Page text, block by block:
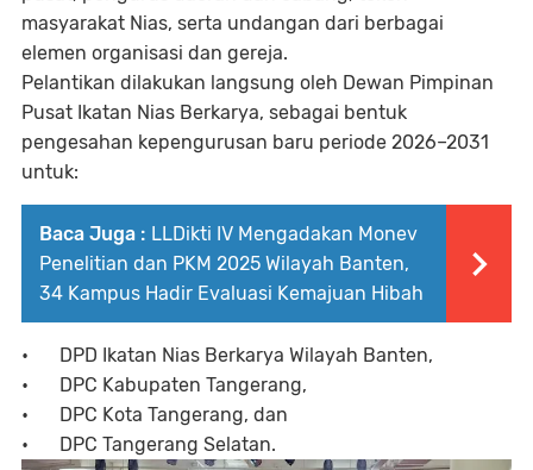
masyarakat Nias, serta undangan dari berbagai
elemen organisasi dan gereja.
Pelantikan dilakukan langsung oleh Dewan Pimpinan
Pusat Ikatan Nias Berkarya, sebagai bentuk
pengesahan kepengurusan baru periode 2026–2031
untuk:
Baca Juga : LLDikti IV Mengadakan Monev
Penelitian dan PKM 2025 Wilayah Banten,
34 Kampus Hadir Evaluasi Kemajuan Hibah
•
DPD Ikatan Nias Berkarya Wilayah Banten,
•
DPC Kabupaten Tangerang,
•
DPC Kota Tangerang, dan
•
DPC Tangerang Selatan.